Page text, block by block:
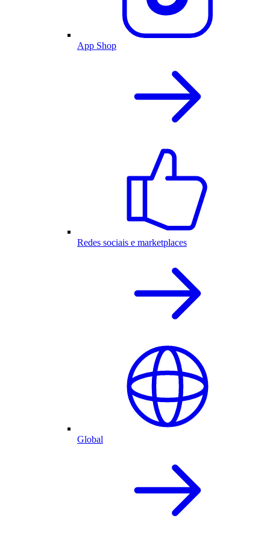
App Shop
Redes sociais e marketplaces
Global